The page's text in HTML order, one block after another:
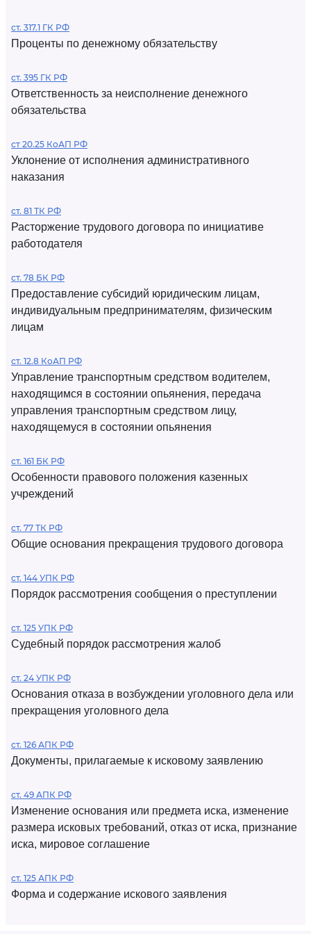
ст. 317.1 ГК РФ
Проценты по денежному обязательству
ст. 395 ГК РФ
Ответственность за неисполнение денежного
обязательства
ст 20.25 КоАП РФ
Уклонение от исполнения административного
наказания
ст. 81 ТК РФ
Расторжение трудового договора по инициативе
работодателя
ст. 78 БК РФ
Предоставление субсидий юридическим лицам,
индивидуальным предпринимателям, физическим
лицам
ст. 12.8 КоАП РФ
Управление транспортным средством водителем,
находящимся в состоянии опьянения, передача
управления транспортным средством лицу,
находящемуся в состоянии опьянения
ст. 161 БК РФ
Особенности правового положения казенных
учреждений
ст. 77 ТК РФ
Общие основания прекращения трудового договора
ст. 144 УПК РФ
Порядок рассмотрения сообщения о преступлении
ст. 125 УПК РФ
Судебный порядок рассмотрения жалоб
ст. 24 УПК РФ
Основания отказа в возбуждении уголовного дела или
прекращения уголовного дела
ст. 126 АПК РФ
Документы, прилагаемые к исковому заявлению
ст. 49 АПК РФ
Изменение основания или предмета иска, изменение
размера исковых требований, отказ от иска, признание
иска, мировое соглашение
ст. 125 АПК РФ
Форма и содержание искового заявления